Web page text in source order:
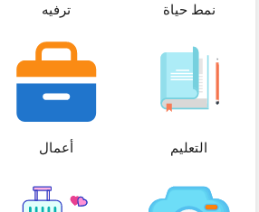
ترفيه نمط حياة
أعمال التعليم